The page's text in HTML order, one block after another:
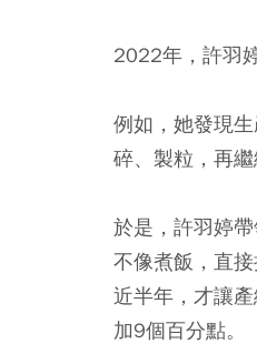
2022年，許羽
例如，她發現
碎、製粒，再
於是，許羽婷
不像煮飯，直
近半年，才讓
加9個百分點。